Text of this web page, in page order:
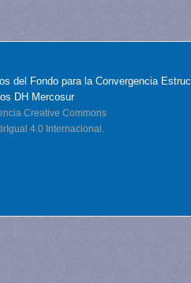
del Fondo para la Convergencia
DH Mercosur
Creative Commons
4.0 Internacional.